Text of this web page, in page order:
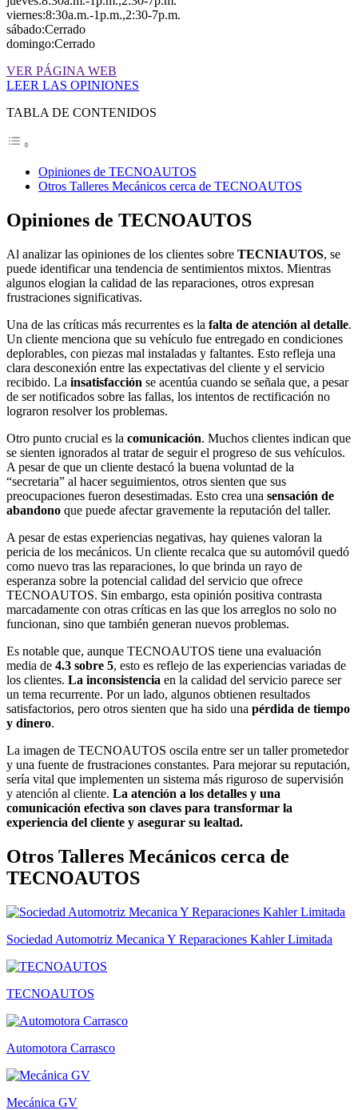
viernes:8:30a.m.-1p.m.,2:30-7p.m.
sábado:Cerrado
domingo:Cerrado
VER PÁGINA WEB
LEER LAS OPINIONES
TABLA DE CONTENIDOS
Opiniones de TECNOAUTOS
Otros Talleres Mecánicos cerca de TECNOAUTOS
Opiniones de TECNOAUTOS
Al analizar las opiniones de los clientes sobre TECNIAUTOS, se
puede identificar una tendencia de sentimientos mixtos. Mientras
algunos elogian la calidad de las reparaciones, otros expresan
frustraciones significativas.
Una de las críticas más recurrentes es la falta de atención al detalle.
Un cliente menciona que su vehículo fue entregado en condiciones
deplorables, con piezas mal instaladas y faltantes. Esto refleja una
clara desconexión entre las expectativas del cliente y el servicio
recibido. La insatisfacción se acentúa cuando se señala que, a pesar
de ser notificados sobre las fallas, los intentos de rectificación no
lograron resolver los problemas.
Otro punto crucial es la comunicación. Muchos clientes indican que
se sienten ignorados al tratar de seguir el progreso de sus vehículos.
A pesar de que un cliente destacó la buena voluntad de la
“secretaria” al hacer seguimientos, otros sienten que sus
preocupaciones fueron desestimadas. Esto crea una sensación de
abandono que puede afectar gravemente la reputación del taller.
A pesar de estas experiencias negativas, hay quienes valoran la
pericia de los mecánicos. Un cliente recalca que su automóvil quedó
como nuevo tras las reparaciones, lo que brinda un rayo de
esperanza sobre la potencial calidad del servicio que ofrece
TECNOAUTOS. Sin embargo, esta opinión positiva contrasta
marcadamente con otras críticas en las que los arreglos no solo no
funcionan, sino que también generan nuevos problemas.
Es notable que, aunque TECNOAUTOS tiene una evaluación
media de 4.3 sobre 5, esto es reflejo de las experiencias variadas de
los clientes. La inconsistencia en la calidad del servicio parece ser
un tema recurrente. Por un lado, algunos obtienen resultados
satisfactorios, pero otros sienten que ha sido una pérdida de tiempo
y dinero.
La imagen de TECNOAUTOS oscila entre ser un taller prometedor
y una fuente de frustraciones constantes. Para mejorar su reputación,
sería vital que implementen un sistema más riguroso de supervisión
y atención al cliente. La atención a los detalles y una
comunicación efectiva son claves para transformar la
experiencia del cliente y asegurar su lealtad.
Otros Talleres Mecánicos cerca de
TECNOAUTOS
Sociedad Automotriz Mecanica Y Reparaciones Kahler Limitada
TECNOAUTOS
Automotora Carrasco
Mecánica GV